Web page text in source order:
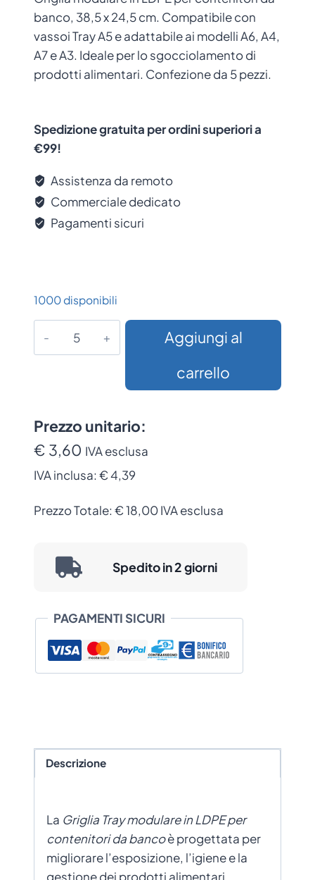
banco, 38,5 x 24,5 cm. Compatibile con
vassoi Tray A5 e adattabile ai modelli A6, A4,
A7 e A3. Ideale per lo sgocciolamento di
prodotti alimentari. Confezione da 5 pezzi.
Spedizione gratuita per ordini superiori a
€99!
Assistenza da remoto
Commerciale dedicato
Pagamenti sicuri
1000 disponibili
Vaschetta
da
Banco
(Conf.
5
quantità
Aggiungi al
carrello
Prezzo unitario:
€ 3,60 IVA esclusa
IVA inclusa: € 4,39
Prezzo Totale: €18,00IVA esclusa
Spedito in 2 giorni
PAGAMENTI SICURI
Descrizione
La Griglia Tray modulare in LDPE per
contenitori da bancoè progettata per
migliorare l’esposizione, l’igiene e la
gestione dei prodotti alimentari